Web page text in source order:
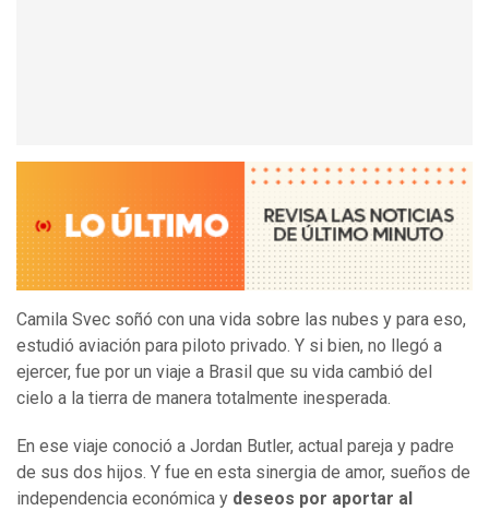
Camila Svec soñó con una vida sobre las nubes y para eso,
estudió aviación para piloto privado. Y si bien, no llegó a
ejercer, fue por un viaje a Brasil que su vida cambió del
cielo a la tierra de manera totalmente inesperada.
En ese viaje conoció a Jordan Butler, actual pareja y padre
de sus dos hijos. Y fue en esta sinergia de amor, sueños de
independencia económica y deseos por aportar al